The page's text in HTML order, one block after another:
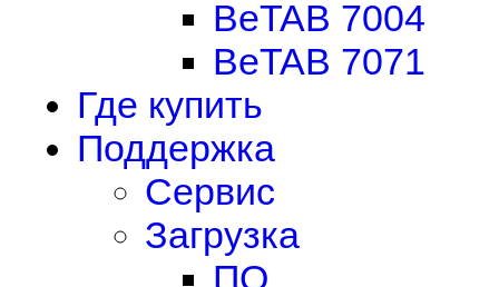
BeTAB 7004
BeTAB 7071
Где купить
Поддержка
Сервис
Загрузка
ПО